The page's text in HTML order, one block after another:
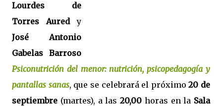
Lourdes de
Torres Auredy
José Antonio
Gabelas Barroso
Psiconutrición del menor: nutrición, psicopedagogía y
pantallas sanas, que se celebrará el próximo20 de
septiembre (martes), a las 20,00 horas en la Sala